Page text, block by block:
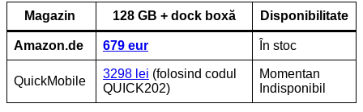
Magazin 128 GB + dock boxă Disponibilitate
Amazon.de 679 eur În stoc
QuickMobile
3298 lei (folosind codul
QUICK202)
Momentan
Indisponibil